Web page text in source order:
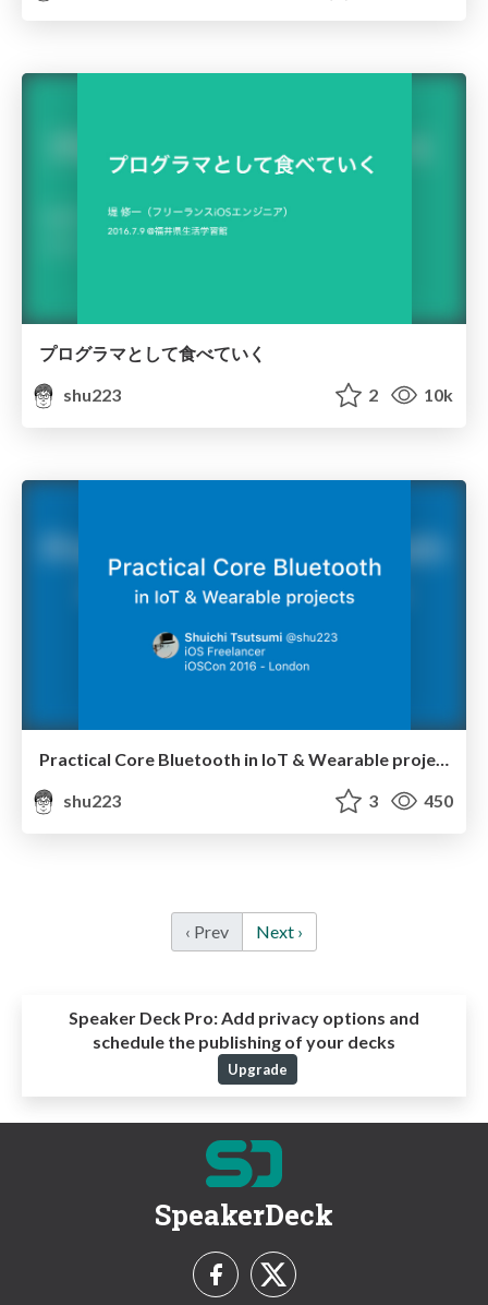
プログラマとして食べていく
shu223
2 10k
Practical Core Bluetooth in IoT & Wearable projects
shu223
3 450
‹ Prev Next ›
Speaker Deck Pro:Add privacy options and
schedule the publishing of your decks
Upgrade
SpeakerDeck